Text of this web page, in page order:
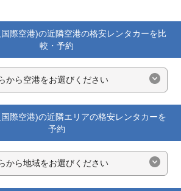
際空港)の近隣空港の格安レンタカーを比
較・予約
から空港をお選びください
際空港)の近隣エリアの格安レンタカーを
予約
から地域をお選びください